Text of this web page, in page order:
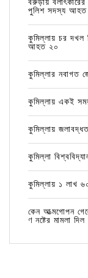
বরুড়ায়
পুলিশ সদস্য আহত
কুমিল্লায় চর দখল
আহত ২০
কুমিল্লার নবাগত
কুমিল্লায় একই
কুমিল্লায়
কুমিল্লা
কুমিল্লায় ১ লাখ
কেন আত্মগোপন
ণ নষ্টের মামলা দিল